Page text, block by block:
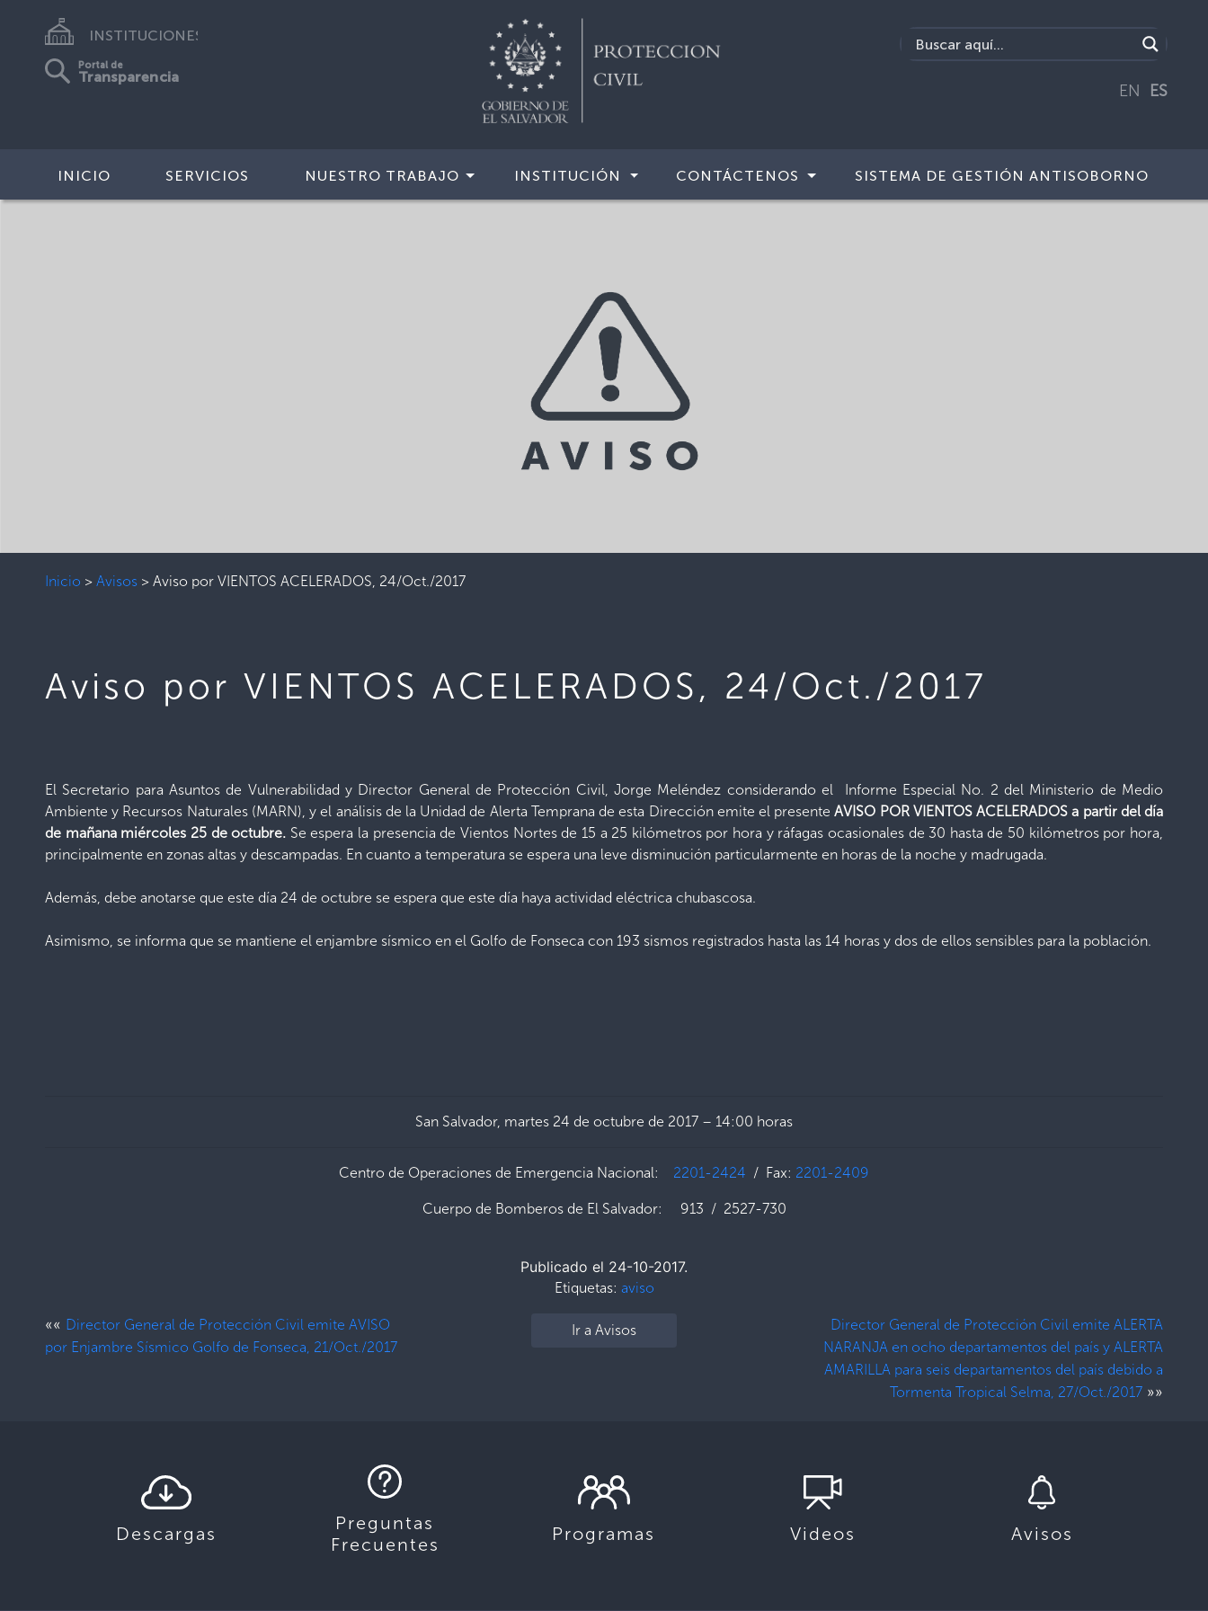
INSTITUCIONES
Portal de
Transparencia
EN ES
INICIO SERVICIOS NUESTRO TRABAJO INSTITUCIÓN CONTÁCTENOS SISTEMA DE GESTIÓN ANTISOBORNO
Inicio > Avisos > Aviso por VIENTOS ACELERADOS, 24/Oct./2017
Aviso por VIENTOS ACELERADOS, 24/Oct./2017
El Secretario para Asuntos de Vulnerabilidad y Director General de Protección Civil, Jorge Meléndez considerando el Informe Especial No. 2 del Ministerio de Medio
Ambiente y Recursos Naturales (MARN), y el análisis de la Unidad de Alerta Temprana de esta Dirección emite el presenteAVISO POR VIENTOS ACELERADOS a partir del día
de mañana miércoles 25 de octubre. Se espera la presencia de Vientos Nortes de 15 a 25 kilómetros por hora y ráfagas ocasionales de 30 hasta de 50 kilómetros por hora,
principalmente en zonas altas y descampadas. En cuanto a temperatura se espera una leve disminución particularmente en horas de la noche y madrugada.
Además, debe anotarse que este día 24 de octubre se espera que este día haya actividad eléctrica chubascosa.
Asimismo, se informa que se mantiene el enjambre sísmico en el Golfo de Fonseca con 193 sismos registrados hasta las 14 horas y dos de ellos sensibles para la población.
San Salvador, martes 24 de octubre de 2017 – 14:00 horas
Centro de Operaciones de Emergencia Nacional: 2201-2424 / Fax: 2201-2409
Cuerpo de Bomberos de El Salvador: 913 / 2527-730
Publicado el 24-10-2017.
Etiquetas: aviso
«« Director General de Protección Civil emite AVISO
por Enjambre Sísmico Golfo de Fonseca, 21/Oct./2017
Ir a Avisos
Director General de Protección Civil emite ALERTA
NARANJA en ocho departamentos del país y ALERTA
AMARILLA para seis departamentos del país debido a
Tormenta Tropical Selma, 27/Oct./2017 »»
Descargas
Preguntas
Frecuentes
Programas Videos Avisos